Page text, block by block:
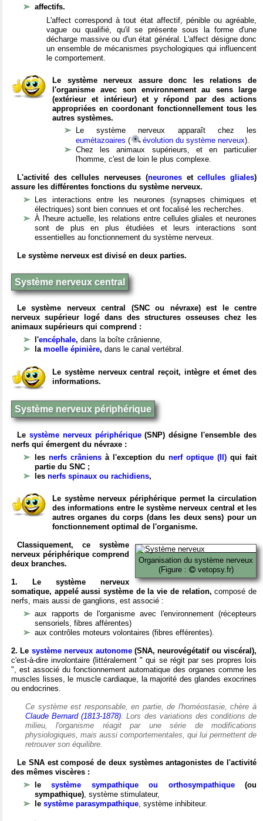
affectifs.
L'affect correspond à tout état affectif, pénible ou agréable,
vague ou qualifié, qu'il se présente sous la forme d'une
décharge massive ou d'un état général. L'affect désigne donc
un ensemble de mécanismes psychologiques qui influencent
le comportement.
Le système nerveux assure donc les relations de
l'organisme avec son environnement au sens large
(extérieur et intérieur) et y répond par des actions
appropriées en coordonant fonctionnellement tous les
autres systèmes.
Le système nerveux apparaît chez les
eumétazoaires ( évolution du système nerveux).
Chez les animaux supérieurs, et en particulier
l'homme, c'est de loin le plus complexe.
L'activité des cellules nerveuses (neuronesetcellules gliales)
assure les différentes fonctions du système nerveux.
Les interactions entre les neurones (synapses chimiques et
électriques) sont bien connues et ont focalisé les recherches.
À l'heure actuelle, les relations entre cellules gliales et neurones
sont de plus en plus étudiées et leurs interactions sont
essentielles au fonctionnement du système nerveux.
Le système nerveux est divisé en deux parties.
Système nerveux central
Le système nerveux central (SNC ou névraxe) est le centre
nerveux supérieur logé dans des structures osseuses chez les
animaux supérieurs qui comprend :
l'encéphale, dans la boîte crânienne,
la moelle épinière, dans le canal vertébral.
Le système nerveux central reçoit, intègre et émet des
informations.
Système nerveux périphérique
Le système nerveux périphérique(SNP) désigne l'ensemble des
nerfs qui émergent du névraxe :
les nerfs crâniens à l'exception du nerf optique (II) qui fait
partie du SNC ;
les nerfs spinaux ou rachidiens,
Le système nerveux périphérique permet la circulation
des informations entre le système nerveux central et les
autres organes du corps (dans les deux sens) pour un
fonctionnement optimal de l'organisme.
Organisation du système nerveux
(Figure :
vetopsy.fr)
Classiquement, ce système
nerveux périphérique comprend
deux branches.
1. Le système nerveux
somatique, appelé aussi système de la vie de relation, composé de
nerfs, mais aussi de ganglions, est associé :
aux rapports de l'organisme avec l'environnement (récepteurs
sensoriels, fibres afférentes)
aux contrôles moteurs volontaires (fibres efférentes).
2. Le système nerveux autonome(SNA, neurovégétatif ou viscéral),
c'est-à-dire involontaire (littéralement " qui se régit par ses propres lois
", est associé du fonctionnement automatique des organes comme les
muscles lisses, le muscle cardiaque, la majorité des glandes exocrines
ou endocrines.
Ce système est responsable, en partie, de l'homéostasie, chère à
Claude Bernard (1813-1878). Lors des variations des conditions de
milieu, l'organisme réagit par une série de modifications
physiologiques, mais aussi comportementales, qui lui permettent de
retrouver son équilibre.
Le SNA est composé de deux systèmes antagonistes de l'activité
des mêmes viscères :
lesystème sympathique ou orthosympathique(ou
sympathique), système stimulateur,
le système parasympathique, système inhibiteur.